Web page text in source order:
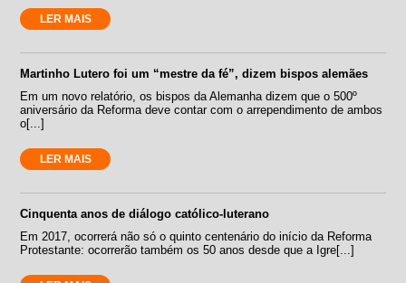
LER MAIS
Martinho Lutero foi um “mestre da fé”, dizem bispos alemães
Em um novo relatório, os bispos da Alemanha dizem que o 500º
aniversário da Reforma deve contar com o arrependimento de ambos
o[...]
LER MAIS
Cinquenta anos de diálogo católico-luterano
Em 2017, ocorrerá não só o quinto centenário do início da Reforma
Protestante: ocorrerão também os 50 anos desde que a Igre[...]